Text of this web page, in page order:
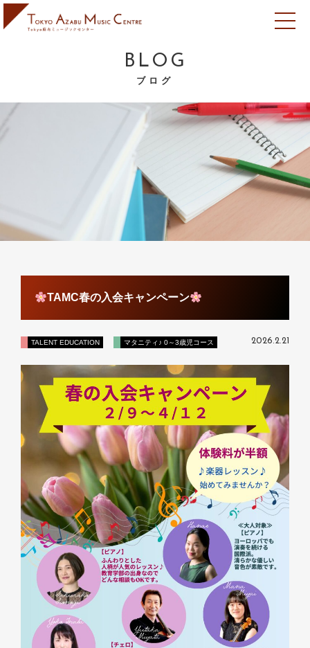
BLOG
ブログ
TAMC春の入会キャンペーン
TALENT EDUCATION マタニティ♪ 0～3歳児コース 2026.2.21